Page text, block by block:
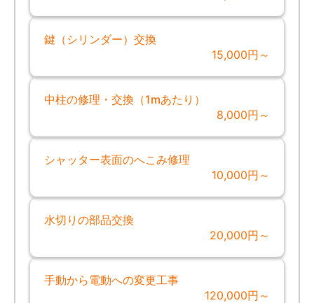
鍵（シリンダー）交換
15,000円～
中柱の修理・交換（1mあたり）
8,000円～
シャッター表面のへこみ修理
10,000円～
水切りの部品交換
20,000円～
手動から電動への変更工事
120,000円～